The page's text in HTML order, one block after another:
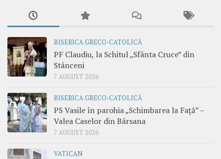
BISERICA GRECO-CATOLICĂ
PF Claudiu, la Schitul „Sfânta Cruce” din
Stânceni
7 AUGUST 2026
BISERICA GRECO-CATOLICĂ
PS Vasile în parohia „Schimbarea la Față” –
Valea Caselor din Bârsana
7 AUGUST 2026
VATICAN